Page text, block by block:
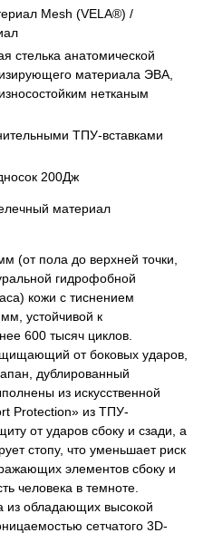
Mesh (VELA®) /
стелька анатомической
материала ЭВА,
нетканым
ТПУ-вставками
200Дж
материал
(от пола до верхней точки,
гидрофобной
кожи с тиснением
устойчивой к
600 тысяч циклов.
от боковых ударов,
дублированный
из искусственной
Protection» из ТПУ-
от ударов сбоку и сзади, а
стопу, что уменьшает риск
элементов сбоку и
человека в темноте.
из обладающих высокой
сетчатого 3D-